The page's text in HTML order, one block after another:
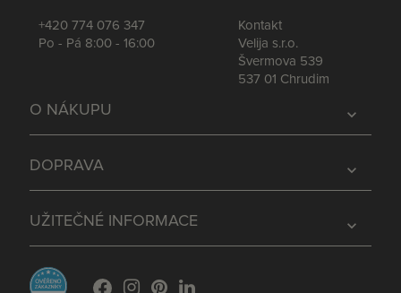
+420 774 076 347
Po - Pá 8:00 - 16:00
Kontakt
Velija s.r.o.
Švermova 539
537 01 Chrudim
expand_more
O NÁKUPU
expand_more
DOPRAVA
expand_more
UŽITEČNÉ INFORMACE